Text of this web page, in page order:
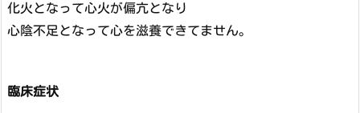
化火となって心火が偏亢となり
心陰不足となって心を滋養できてません。
臨床症状